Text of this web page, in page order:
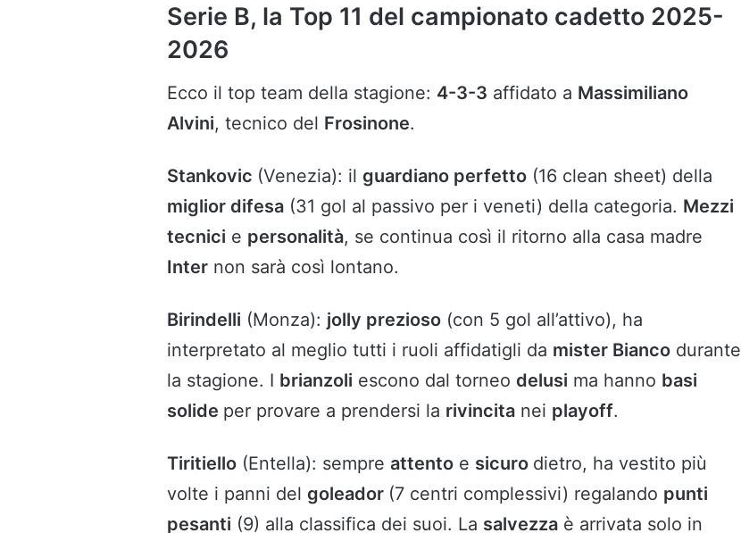
Serie B, la Top 11 del campionato cadetto 2025-
2026
Ecco il top team della stagione: 4-3-3 affidato a Massimiliano
Alvini, tecnico del Frosinone.
Stankovic (Venezia): il guardiano perfetto (16 clean sheet) della
miglior difesa (31 gol al passivo per i veneti) della categoria. Mezzi
tecnici e personalità, se continua così il ritorno alla casa madre
Inter non sarà così lontano.
Birindelli (Monza): jolly prezioso (con 5 gol all’attivo), ha
interpretato al meglio tutti i ruoli affidatigli da mister Bianco durante
la stagione. I brianzoli escono dal torneo delusi ma hanno basi
solide per provare a prendersi la rivincita nei playoff.
Tiritiello (Entella): sempre attento e sicuro dietro, ha vestito più
volte i panni del goleador (7 centri complessivi) regalando punti
pesanti (9) alla classifica dei suoi. La salvezza è arrivata solo in